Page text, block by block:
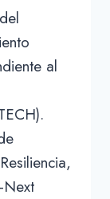
al
Next